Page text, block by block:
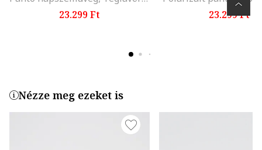
23.299 Ft
23.299 Ft
Nézze meg ezeket is